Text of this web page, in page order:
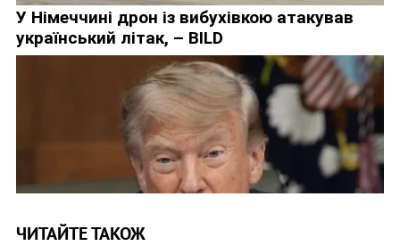
ЧИТАЙТЕ ТАКОЖ